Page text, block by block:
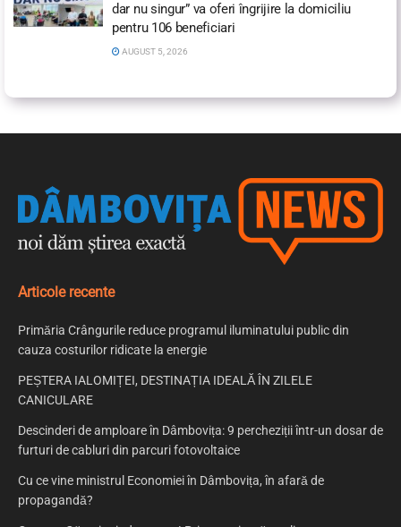
dar nu singur” va oferi îngrijire la domiciliu
pentru 106 beneficiari
AUGUST 5, 2026
Articole recente
Primăria Crângurile reduce programul iluminatului public din
cauza costurilor ridicate la energie
PEȘTERA IALOMIȚEI, DESTINAȚIA IDEALĂ ÎN ZILELE
CANICULARE
Descinderi de amploare în Dâmbovița: 9 percheziții într-un dosar de
furturi de cabluri din parcuri fotovoltaice
Cu ce vine ministrul Economiei în Dâmbovița, în afară de
propagandă?